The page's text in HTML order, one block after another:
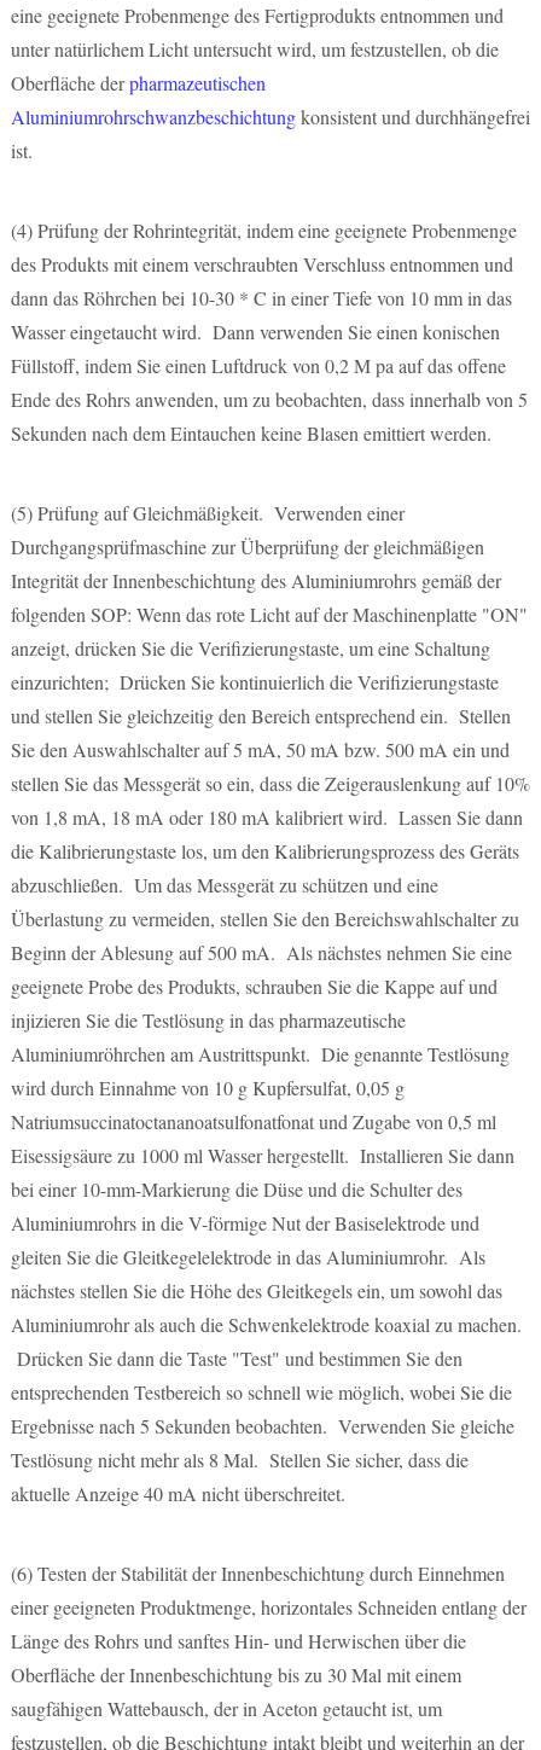
eine geeignete Probenmenge des Fertigprodukts entnommen und
unter natürlichem Licht untersucht wird, um festzustellen, ob die
Oberfläche derpharmazeutischen
Aluminiumrohrschwanzbeschichtungkonsistent und durchhängefrei
ist.
(4)Prüfung der Rohrintegrität, indem eine geeignete Probenmenge
des Produkts mit einem verschraubten Verschluss entnommen und
dann das Röhrchen bei 10-30 * C in einer Tiefe von 10 mm in das
Wasser eingetaucht wird. Dann verwenden Sie einen konischen
Füllstoff, indem Sie einen Luftdruck von 0,2 M pa auf das offene
Ende des Rohrs anwenden, um zu beobachten, dass innerhalb von 5
Sekunden nach dem Eintauchen keine Blasen emittiert werden.
(5)Prüfung auf Gleichmäßigkeit. Verwenden einer
Durchgangsprüfmaschine zur Überprüfung der gleichmäßigen
Integrität der Innenbeschichtung des Aluminiumrohrs gemäß der
folgenden SOP: Wenn das rote Licht auf der Maschinenplatte "ON"
anzeigt, drücken Sie die Verifizierungstaste, um eine Schaltung
einzurichten; Drücken Sie kontinuierlich die Verifizierungstaste
und stellen Sie gleichzeitig den Bereich entsprechend ein. Stellen
Sie den Auswahlschalter auf 5 mA, 50 mA bzw. 500 mA ein und
stellen Sie das Messgerät so ein, dass die Zeigerauslenkung auf 10%
von 1,8 mA, 18 mA oder 180 mA kalibriert wird. Lassen Sie dann
die Kalibrierungstaste los, um den Kalibrierungsprozess des Geräts
abzuschließen. Um das Messgerät zu schützen und eine
Überlastung zu vermeiden, stellen Sie den Bereichswahlschalter zu
Beginn der Ablesung auf 500 mA. Als nächstes nehmen Sie eine
geeignete Probe des Produkts, schrauben Sie die Kappe auf und
injizieren Sie die Testlösung in das pharmazeutische
Aluminiumröhrchen am Austrittspunkt. Die genannte Testlösung
wird durch Einnahme von 10 g Kupfersulfat, 0,05 g
Natriumsuccinatoctananoatsulfonatfonat und Zugabe von 0,5 ml
Eisessigsäure zu 1000 ml Wasser hergestellt. Installieren Sie dann
bei einer 10-mm-Markierung die Düse und die Schulter des
Aluminiumrohrs in die V-förmige Nut der Basiselektrode und
gleiten Sie die Gleitkegelelektrode in das Aluminiumrohr. Als
nächstes stellen Sie die Höhe des Gleitkegels ein, um sowohl das
Aluminiumrohr als auch die Schwenkelektrode koaxial zu machen.
Drücken Sie dann die Taste "Test" und bestimmen Sie den
entsprechenden Testbereich so schnell wie möglich, wobei Sie die
Ergebnisse nach 5 Sekunden beobachten. Verwenden Sie gleiche
Testlösung nicht mehr als 8 Mal. Stellen Sie sicher, dass die
aktuelle Anzeige 40 mA nicht überschreitet.
(6)Testen der Stabilität der Innenbeschichtung durch Einnehmen
einer geeigneten Produktmenge, horizontales Schneiden entlang der
Länge des Rohrs und sanftes Hin- und Herwischen über die
Oberfläche der Innenbeschichtung bis zu 30 Mal mit einem
saugfähigen Wattebausch, der in Aceton getaucht ist, um
festzustellen, ob die Beschichtung intakt bleibt und weiterhin an der